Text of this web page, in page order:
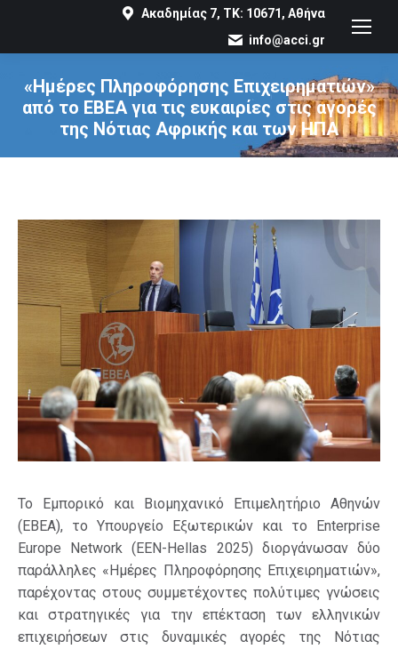
Ακαδημίας 7, ΤΚ: 10671, Αθήνα
info@acci.gr
«Ημέρες Πληροφόρησης Επιχειρηματιών»
από το ΕΒΕΑ για τις ευκαιρίες στις αγορές
της Νότιας Αφρικής και των ΗΠΑ
You are here:
Το Εμπορικό και Βιομηχανικό Επιμελητήριο Αθηνών
(ΕΒΕΑ), το Υπουργείο Εξωτερικών και το Enterprise
Europe Network (EEN-Hellas 2025) διοργάνωσαν δύο
παράλληλες «Ημέρες Πληροφόρησης Επιχειρηματιών»,
παρέχοντας στους συμμετέχοντες πολύτιμες γνώσεις
και στρατηγικές για την επέκταση των ελληνικών
επιχειρήσεων στις δυναμικές αγορές της Νότιας